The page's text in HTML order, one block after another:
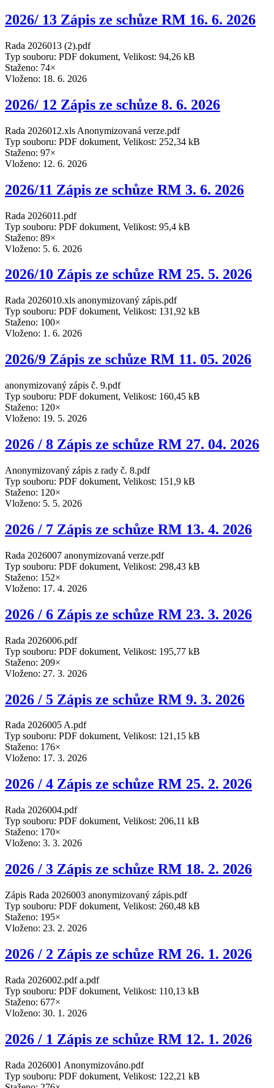
2026/ 13 Zápis ze schůze RM 16. 6. 2026
Rada 2026013 (2).pdf
Typ souboru: PDF dokument, Velikost: 94,26 kB
Staženo: 74×
Vloženo: 18. 6. 2026
2026/ 12 Zápis ze schůze 8. 6. 2026
Rada 2026012.xls Anonymizovaná verze.pdf
Typ souboru: PDF dokument, Velikost: 252,34 kB
Staženo: 97×
Vloženo: 12. 6. 2026
2026/11 Zápis ze schůze RM 3. 6. 2026
Rada 2026011.pdf
Typ souboru: PDF dokument, Velikost: 95,4 kB
Staženo: 89×
Vloženo: 5. 6. 2026
2026/10 Zápis ze schůze RM 25. 5. 2026
Rada 2026010.xls anonymizovaný zápis.pdf
Typ souboru: PDF dokument, Velikost: 131,92 kB
Staženo: 100×
Vloženo: 1. 6. 2026
2026/9 Zápis ze schůze RM 11. 05. 2026
anonymizovaný zápis č. 9.pdf
Typ souboru: PDF dokument, Velikost: 160,45 kB
Staženo: 120×
Vloženo: 19. 5. 2026
2026 / 8 Zápis ze schůze RM 27. 04. 2026
Anonymizovaný zápis z rady č. 8.pdf
Typ souboru: PDF dokument, Velikost: 151,9 kB
Staženo: 120×
Vloženo: 5. 5. 2026
2026 / 7 Zápis ze schůze RM 13. 4. 2026
Rada 2026007 anonymizovaná verze.pdf
Typ souboru: PDF dokument, Velikost: 298,43 kB
Staženo: 152×
Vloženo: 17. 4. 2026
2026 / 6 Zápis ze schůze RM 23. 3. 2026
Rada 2026006.pdf
Typ souboru: PDF dokument, Velikost: 195,77 kB
Staženo: 209×
Vloženo: 27. 3. 2026
2026 / 5 Zápis ze schůze RM 9. 3. 2026
Rada 2026005 A.pdf
Typ souboru: PDF dokument, Velikost: 121,15 kB
Staženo: 176×
Vloženo: 17. 3. 2026
2026 / 4 Zápis ze schůze RM 25. 2. 2026
Rada 2026004.pdf
Typ souboru: PDF dokument, Velikost: 206,11 kB
Staženo: 170×
Vloženo: 3. 3. 2026
2026 / 3 Zápis ze schůze RM 18. 2. 2026
Zápis Rada 2026003 anonymizovaný zápis.pdf
Typ souboru: PDF dokument, Velikost: 260,48 kB
Staženo: 195×
Vloženo: 23. 2. 2026
2026 / 2 Zápis ze schůze RM 26. 1. 2026
Rada 2026002.pdf a.pdf
Typ souboru: PDF dokument, Velikost: 110,13 kB
Staženo: 677×
Vloženo: 30. 1. 2026
2026 / 1 Zápis ze schůze RM 12. 1. 2026
Rada 2026001 Anonymizováno.pdf
Typ souboru: PDF dokument, Velikost: 122,21 kB